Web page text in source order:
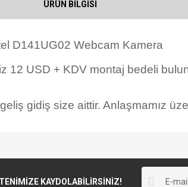
ÜRÜN BİLGİSİ
D141UG02 Webcam Kamera
12 USD + KDV montaj bedeli
gidiş size aittir. Anlaşmamız
KAYDOLABİLİRSİNİZ!